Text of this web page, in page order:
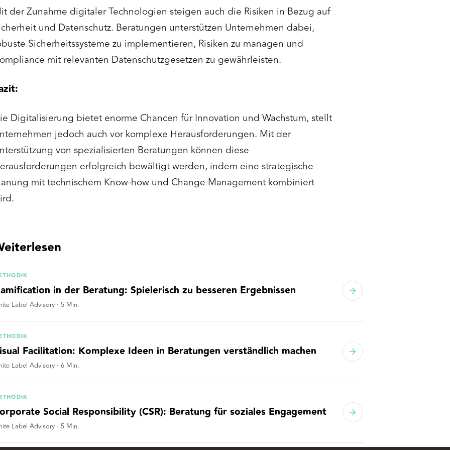
der Zunahme digitaler Technologien steigen auch die Risiken in Bezug auf
und Datenschutz. Beratungen unterstützen Unternehmen dabei,
Sicherheitssysteme zu implementieren, Risiken zu managen und
mit relevanten Datenschutzgesetzen zu gewährleisten.
Digitalisierung bietet enorme Chancen für Innovation und Wachstum, stellt
jedoch auch vor komplexe Herausforderungen. Mit der
von spezialisierten Beratungen können diese
erfolgreich bewältigt werden, indem eine strategische
mit technischem Know-how und Change Management kombiniert
in der Beratung: Spielerisch zu besseren Ergebnissen
Label Advisory · 5 Min.
Facilitation: Komplexe Ideen in Beratungen verständlich machen
Label Advisory · 6 Min.
Social Responsibility (CSR): Beratung für soziales Engagement
Label Advisory · 5 Min.